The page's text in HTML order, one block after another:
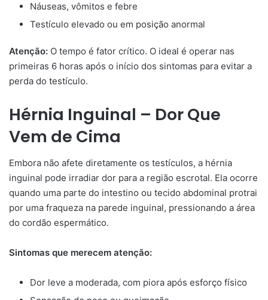
Náuseas, vômitos e febre
Testículo elevado ou em posição anormal
Atenção: O tempo é fator crítico. O ideal é operar nas
primeiras 6 horas após o início dos sintomas para evitar a
perda do testículo.
Hérnia Inguinal – Dor Que
Vem de Cima
Embora não afete diretamente os testículos, a hérnia
inguinal pode irradiar dor para a região escrotal. Ela ocorre
quando uma parte do intestino ou tecido abdominal protrai
por uma fraqueza na parede inguinal, pressionando a área
do cordão espermático.
Sintomas que merecem atenção:
Dor leve a moderada, com piora após esforço físico